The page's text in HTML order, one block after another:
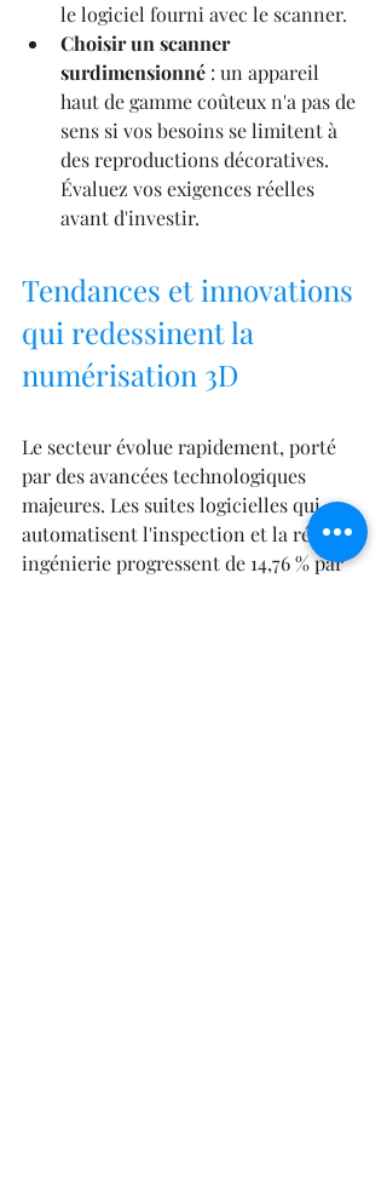
le logiciel fourni avec le scanner.
Choisir un scanner
surdimensionné : un appareil
haut de gamme coûteux n'a pas de
sens si vos besoins se limitent à
des reproductions décoratives.
Évaluez vos exigences réelles
avant d'investir.
Tendances et innovations
qui redessinent la
numérisation 3D
Le secteur évolue rapidement, porté
par des avancées technologiques
majeures. Les suites logicielles qui
automatisent l'inspection et la rétro-
ingénierie progressent de 14,76 % par